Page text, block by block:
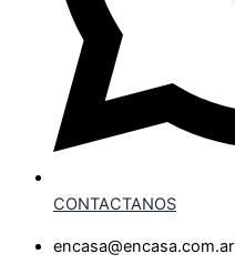
CONTACTANOS
encasa@encasa.com.ar